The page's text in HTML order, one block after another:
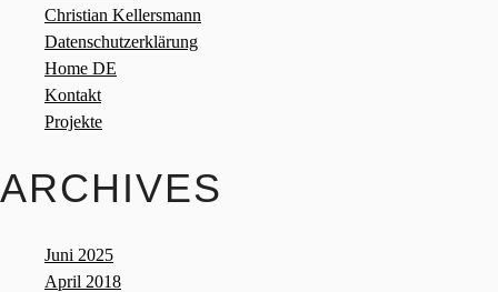
Christian Kellersmann
Datenschutzerklärung
Home DE
Kontakt
Projekte
ARCHIVES
Juni 2025
April 2018